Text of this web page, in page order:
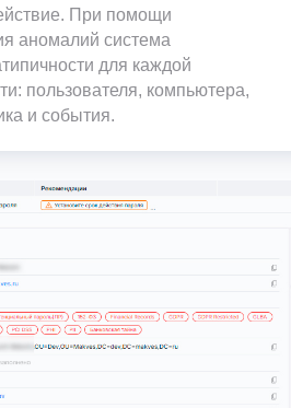
При помощи
аномалий система
для каждой
пользователя, компьютера,
и события.